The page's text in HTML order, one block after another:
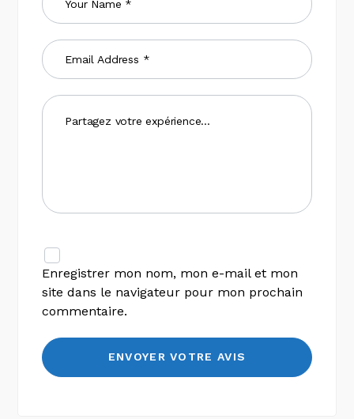
Enregistrer mon nom, mon e-mail et mon
site dans le navigateur pour mon prochain
commentaire.